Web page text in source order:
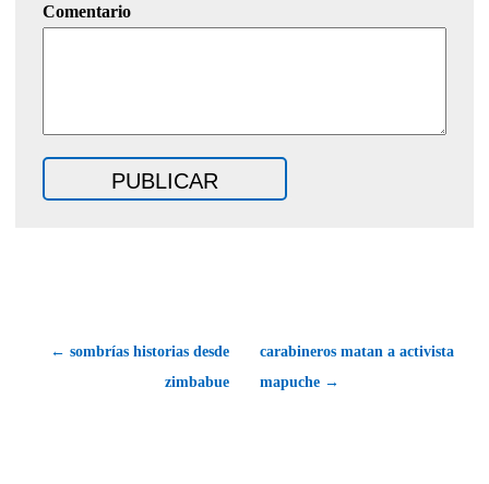
Comentario
← sombrías historias desde
zimbabue
carabineros matan a activista
mapuche →